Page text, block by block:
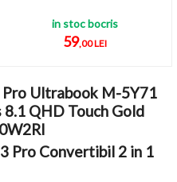
in stoc bocris
59,00 LEI
Pro Ultrabook M-5Y71
QHD Touch Gold